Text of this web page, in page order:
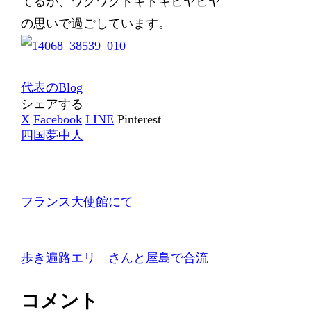
の思いで過ごしています。
代表のBlog
シェアする
X Facebook LINE Pinterest
四国夢中人
フランス大使館にて
歩き遍路エリ―さんと屋島で合流
コメント